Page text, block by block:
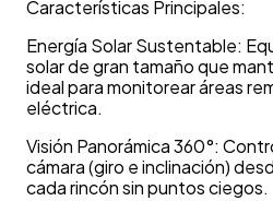
Características Principales:
Energía Solar Sustentable:
solar de gran tamaño que
ideal para monitorear áreas
eléctrica.
Visión Panorámica 360°:
cámara (giro e inclinación)
cada rincón sin puntos ciegos.